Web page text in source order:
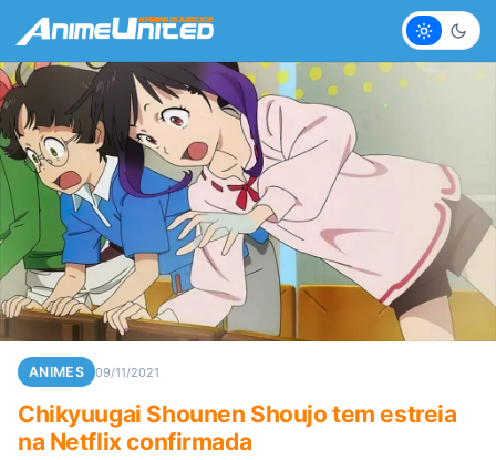
Claro
ANIMES 09/11/2021
Chikyuugai Shounen Shoujo tem estreia
na Netflix confirmada